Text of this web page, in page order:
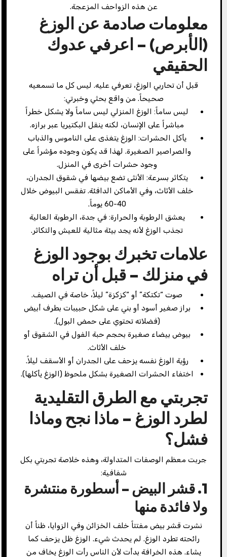
عن هذه الزواحف المزعجة.
معلومات صادمة عن الوزغ
(الأبرص) – اعرفي عدوك
الحقيقي
قبل أن تحاربي الوزغ، تعرفي عليه. ليس كل ما تسمعيه
صحيحاً. من واقع بحثي وخبرتي:
ليس ساماً: الوزغ المنزلي ليس ساماً ولا يشكل خطراً
مباشراً على الإنسان، لكنه ينقل البكتيريا عبر برازه.
يأكل الحشرات: الوزغ يتغذى على الناموس والذباب
والصراصير الصغيرة. لهذا قد يكون وجوده مؤشراً على
وجود حشرات أخرى في المنزل.
يتكاثر بسرعة: الأنثى تضع بيضها في شقوق الجدران،
خلف الأثاث، وفي الأماكن الدافئة. تفقس البيوض خلال
40-60 يوماً.
يعشق الرطوبة والحرارة: في جدة، الرطوبة العالية
تجذب الوزغ لأنه يجد بيئة مثالية للعيش والتكاثر.
علامات تخبرك بوجود الوزغ
في منزلك – قبل أن تراه
صوت “تكتكة” أو “كزكزة” ليلاً، خاصة في الصيف.
براز صغير أسود أو بني على شكل حبيبات بطرف أبيض
(فضلاته تحتوي على حمض البول).
بيوض بيضاء صغيرة بحجم حبة الفول في الشقوق أو
خلف الأثاث.
رؤية الوزغ نفسه يزحف على الجدران أو الأسقف ليلاً.
اختفاء الحشرات الصغيرة بشكل ملحوظ (الوزغ يأكلها).
تجربتي مع الطرق التقليدية
لطرد الوزغ – ماذا نجح وماذا
فشل؟
جربت معظم الوصفات المتداولة، وهذه خلاصة تجربتي بكل
شفافية:
1. قشر البيض – أسطورة منتشرة
ولا فائدة منها
نشرت قشر بيض مفتتاً خلف الخزائن وفي الزوايا، ظناً أن
رائحته تطرد الوزغ. لم يحدث شيء. الوزغ ظل يزحف كما
يشاء. هذه الخرافة بدأت لأن الناس رأت الوزغ يخاف من